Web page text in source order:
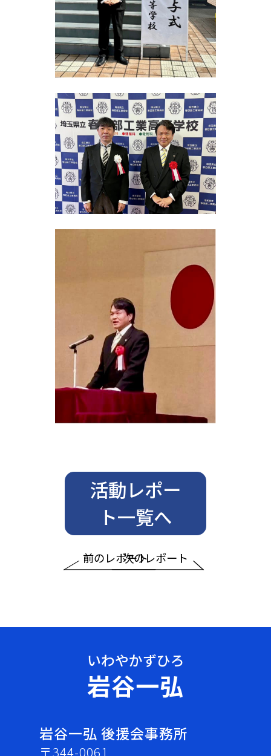
前のレポート
活動レポー
ト一覧へ
次のレポート
岩谷一弘
岩谷一弘 後援会事務所
〒344-0061